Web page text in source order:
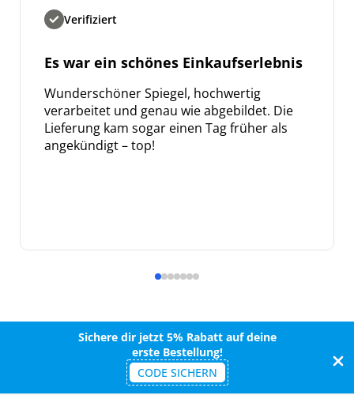
Verifiziert
Es war ein schönes Einkaufserlebnis
Wunderschöner Spiegel, hochwertig
verarbeitet und genau wie abgebildet. Die
Lieferung kam sogar einen Tag früher als
angekündigt – top!
Sichere dir jetzt 5% Rabatt auf deine
erste Bestellung!
CODE SICHERN